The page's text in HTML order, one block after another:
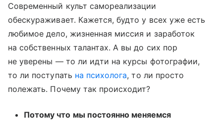
Современный культ самореализации
обескураживает. Кажется, будто у всех уже есть
любимое дело, жизненная миссия и заработок
на собственных талантах. А вы до сих пор
не уверены — то ли идти на курсы фотографии,
то ли поступать на психолога, то ли просто
полежать. Почему так происходит?
Потому что мы постоянно меняемся